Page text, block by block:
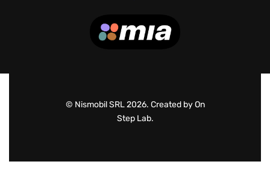
© Nismobil SRL 2026. Created by On
Step Lab.